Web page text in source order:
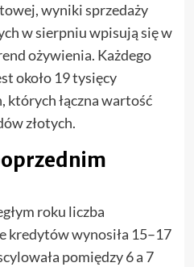
wyniki sprzedaży
w sierpniu wpisują się w
ożywienia. Każdego
około 19 tysięcy
łączna wartość
złotych.
roku liczba
kredytów wynosiła 15–17
pomiędzy 6 a 7